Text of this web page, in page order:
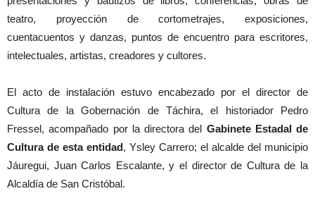
teatro, proyección de cortometrajes, exposiciones,
cuentacuentos y danzas, puntos de encuentro para escritores,
intelectuales, artistas, creadores y cultores.
El acto de instalación estuvo encabezado por el director de
Cultura de la Gobernación de Táchira, el historiador Pedro
Fressel, acompañado por la directora del Gabinete Estadal de
Cultura de esta entidad, Ysley Carrero; el alcalde del municipio
Jáuregui, Juan Carlos Escalante, y el director de Cultura de la
Alcaldía de San Cristóbal.